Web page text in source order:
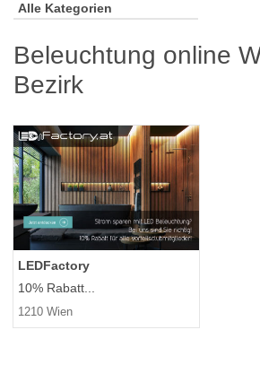
Alle Kategorien
Beleuchtung online
Bezirk
LEDFactory
10% Rabatt...
1210 Wien